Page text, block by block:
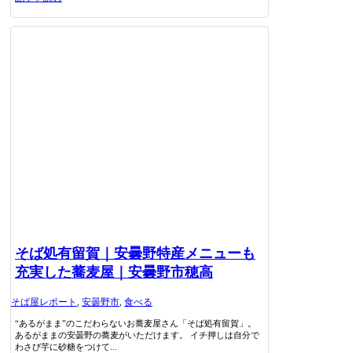
そば処有留賀｜安曇野特産メニューも
充実した蕎麦屋｜安曇野市穂高
そば屋レポート , 安曇野市, 食べる
“あるがまま”のこだわらないお蕎麦屋さん「そば処有留賀」。
あるがままの安曇野の蕎麦がいただけます。 イチ押しは自分で
わさび芋に砂糖をつけて...